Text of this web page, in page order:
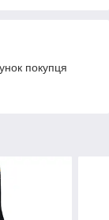
покупця